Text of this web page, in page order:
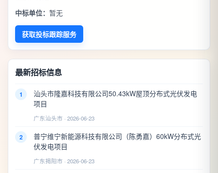
中标单位： 暂无
获取投标跟踪服务
最新招标信息
1
汕头市隆嘉科技有限公司50.43kW屋顶分布式光伏发电
项目
广东汕头市 · 2026-06-23
2
普宁维宁新能源科技有限公司（陈勇嘉）60kW分布式光
伏发电项目
广东揭阳市 · 2026-06-23